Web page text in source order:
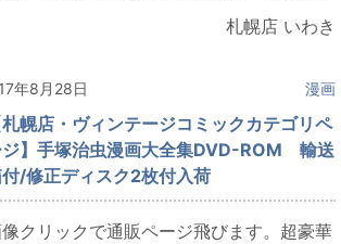
札幌店 いわき
年8月28日 漫画
札幌店・ヴィンテージコミックカテゴリペ
ジ】手塚治虫漫画大全集DVD-ROM 輸送
/修正ディスク2枚付入荷
クリックで通販ページ飛びます。超豪華